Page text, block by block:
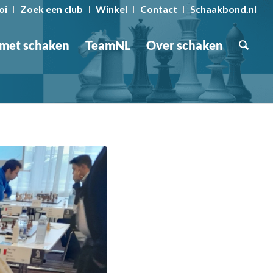
Zoek een club Winkel Contact Schaakbond.nl
schaken TeamNL Over schaken